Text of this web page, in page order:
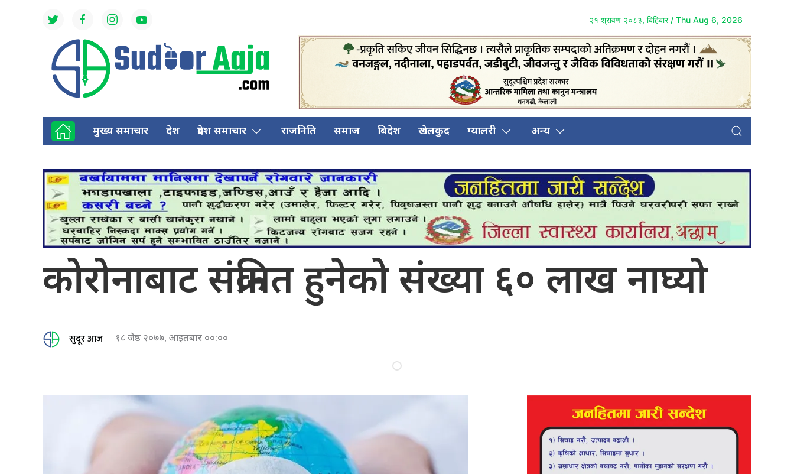
२१ श्रावण २०८३, बिहिबार / Thu Aug 6, 2026
मुख्य समाचार देश प्रदेश समाचार राजनिति समाज बिदेश खेलकुद ग्यालरी अन्य
कोरोनाबाट संक्रमित हुनेको संख्या ६० लाख नाघ्यो
सुदूर आज १८ जेष्ठ २०७७, आइतबार ००:००